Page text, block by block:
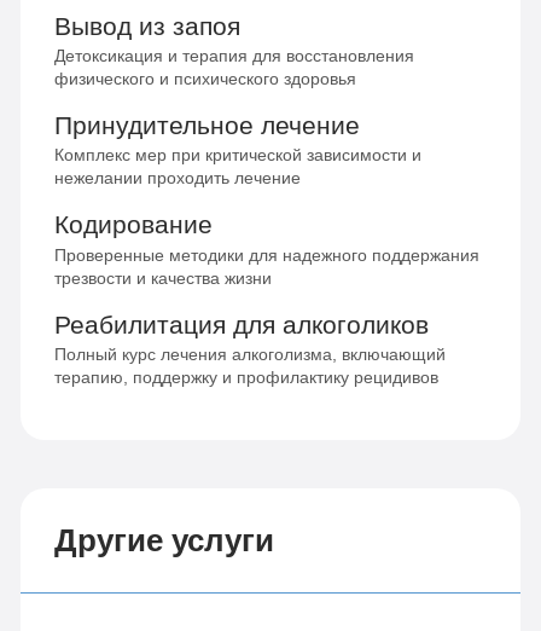
Вывод из запоя
Детоксикация и терапия для восстановления
физического и психического здоровья
Принудительное лечение
Комплекс мер при критической зависимости и
нежелании проходить лечение
Кодирование
Проверенные методики для надежного поддержания
трезвости и качества жизни
Реабилитация для алкоголиков
Полный курс лечения алкоголизма, включающий
терапию, поддержку и профилактику рецидивов
Другие услуги